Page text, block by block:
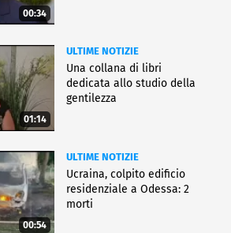
00:34
01:14
ULTIME NOTIZIE
Una collana di libri
dedicata allo studio della
gentilezza
00:54
ULTIME NOTIZIE
Ucraina, colpito edificio
residenziale a Odessa: 2
morti